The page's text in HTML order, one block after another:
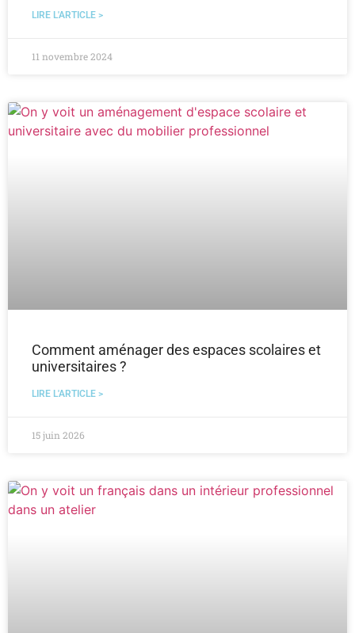
LIRE L'ARTICLE >
11 novembre 2024
Comment aménager des espaces scolaires et
universitaires ?
LIRE L'ARTICLE >
15 juin 2026